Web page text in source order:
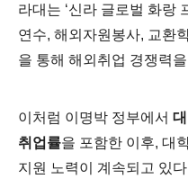
라대는 ‘신라 글로벌 화랑
연수, 해외자원봉사, 교환
을 통해 해외취업 경쟁력
이처럼 이명박 정부에서
취업률을 포함한 이후, 대
지원 노력이 계속되고 있